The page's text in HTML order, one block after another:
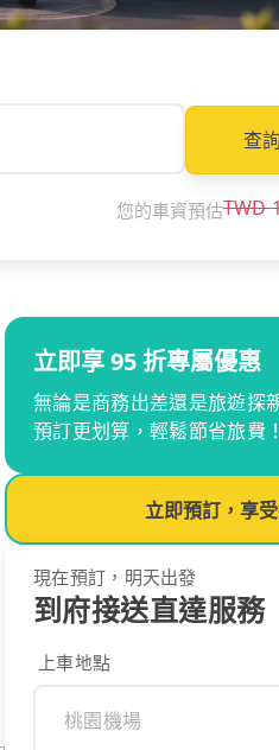
查
您的車資預估TWD
立即享 95 折專屬優惠
無論是商務出差還是旅遊探
預訂更划算，輕鬆節省旅費！
立即預訂，享
現在預訂，明天出發
到府接送直達服務
上車地點